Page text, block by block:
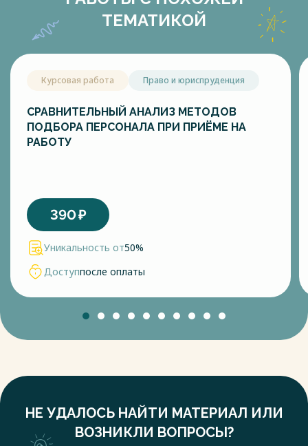
ТЕМАТИКОЙ
Курсовая работа Право и юриспруденция
СРАВНИТЕЛЬНЫЙ АНАЛИЗ МЕТОДОВ
ПОДБОРА ПЕРСОНАЛА ПРИ ПРИЁМЕ НА
РАБОТУ
390₽
Уникальность от50%
Доступпосле оплаты
НЕ УДАЛОСЬ НАЙТИ МАТЕРИАЛ ИЛИ
ВОЗНИКЛИ ВОПРОСЫ?